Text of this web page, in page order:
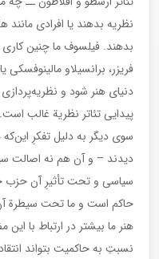
نظریه‌ بدهند یا افرادی
بدهند. فیلسوف ما چنین
فریزر، برانسیلاو
دنیای هنر شود و
پیدایی تئاتر نظریة غالب
سوی دیگر به دلیل تفکرِ
دیدند – و آن هم نه اصالت
سیاسی و تحت تأثیرِ آن حزب
حاکم است و ما تحت سیطرة
هنر ما بیشتر در ارتباط با
نسبتِ به حاکمیت بتواند